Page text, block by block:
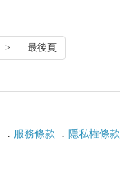
> 最後頁
． 服務條款 ． 隱私權條款